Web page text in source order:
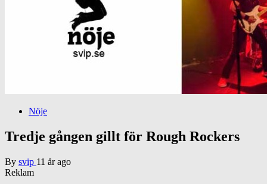
Nöje
Tredje gången gillt för Rough Rockers
By svip 11 år ago
Reklam